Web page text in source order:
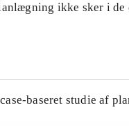
ikke sker i de
baseret studie af